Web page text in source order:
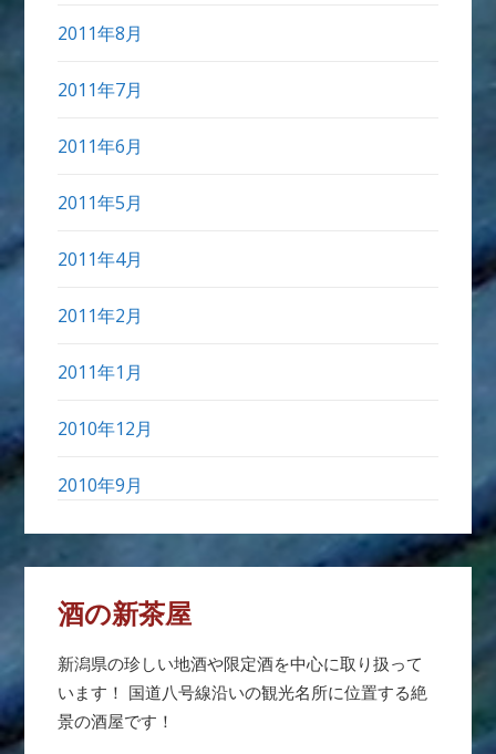
2011年8月
2011年7月
2011年6月
2011年5月
2011年4月
2011年2月
2011年1月
2010年12月
2010年9月
酒の新茶屋
新潟県の珍しい地酒や限定酒を中心に取り扱って
います！ 国道八号線沿いの観光名所に位置する絶
景の酒屋です！